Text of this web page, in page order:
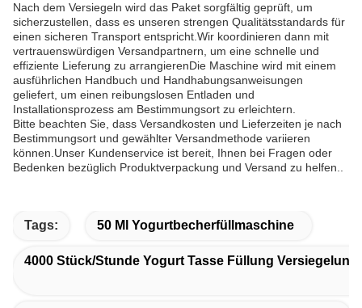
Nach dem Versiegeln wird das Paket sorgfältig geprüft, um
sicherzustellen, dass es unseren strengen Qualitätsstandards für
einen sicheren Transport entspricht.Wir koordinieren dann mit
vertrauenswürdigen Versandpartnern, um eine schnelle und
effiziente Lieferung zu arrangierenDie Maschine wird mit einem
ausführlichen Handbuch und Handhabungsanweisungen
geliefert, um einen reibungslosen Entladen und
Installationsprozess am Bestimmungsort zu erleichtern.
Bitte beachten Sie, dass Versandkosten und Lieferzeiten je nach
Bestimmungsort und gewählter Versandmethode variieren
können.Unser Kundenservice ist bereit, Ihnen bei Fragen oder
Bedenken bezüglich Produktverpackung und Versand zu helfen..
Tags: 50 Ml Yogurtbecherfüllmaschine
4000 Stück/Stunde Yogurt Tasse Füllung